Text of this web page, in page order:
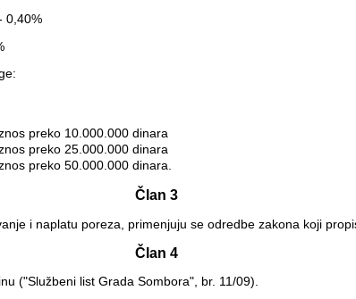
0,40%
preko 10.000.000 dinara
preko 25.000.000 dinara
preko 50.000.000 dinara.
Član 3
i naplatu poreza, primenjuju se odredbe zakona koji
Član 4
("Službeni list Grada Sombora", br. 11/09).